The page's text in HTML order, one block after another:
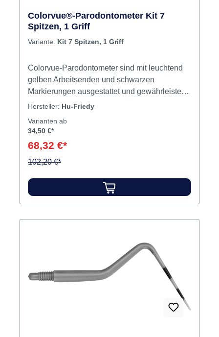
Colorvue®-Parodontometer Kit 7
Spitzen, 1 Griff
Variante: Kit 7 Spitzen, 1 Griff
Colorvue-Parodontometer sind mit leuchtend
gelben Arbeitsenden und schwarzen
Markierungen ausgestattet und gewährleisten
damit einen verbesserten Kontrast zu den
Flexibilität und das abgerundete Arbeitsende
Patienten. Die Parodontometerspitzen können
auch bei Implantaten angewendet werden. Sie
auswechselbar. Inhalt Spitzen Produktvideos:
Hersteller: Hu-Friedy
Varianten ab
34,50 €*
68,32 €*
102,20 €*